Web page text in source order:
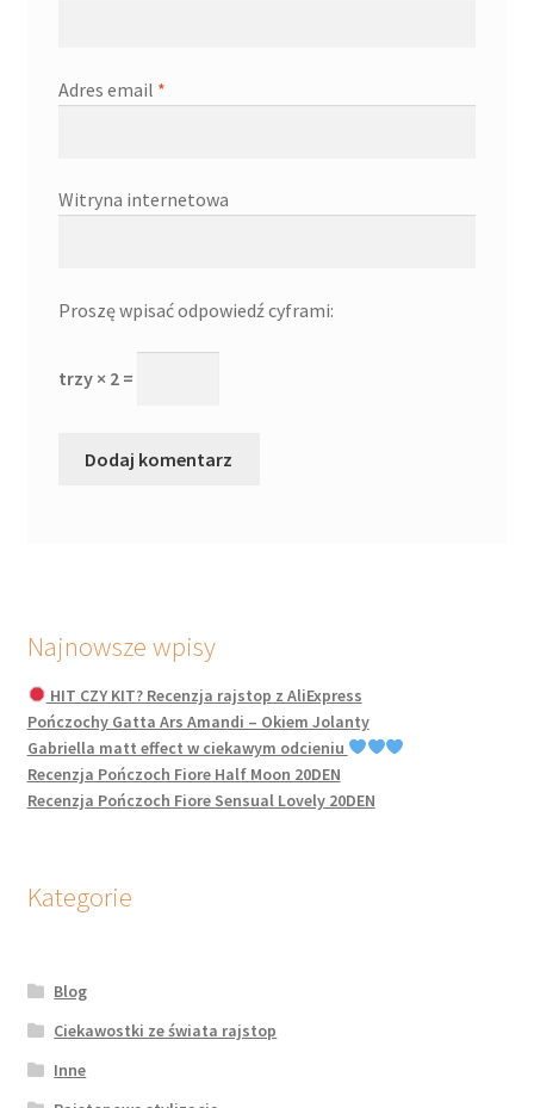
Adres email *
Witryna internetowa
Proszę wpisać odpowiedź cyframi:
trzy × 2 =
Najnowsze wpisy
HIT CZY KIT? Recenzja rajstop z AliExpress
Pończochy Gatta Ars Amandi – Okiem Jolanty
Gabriella matt effect w ciekawym odcieniu
Recenzja Pończoch Fiore Half Moon 20DEN
Recenzja Pończoch Fiore Sensual Lovely 20DEN
Kategorie
Blog
Ciekawostki ze świata rajstop
Inne